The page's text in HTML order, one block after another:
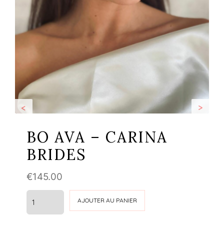
>
<
BO AVA – CARINA
BRIDES
€145.00
AJOUTER AU PANIER